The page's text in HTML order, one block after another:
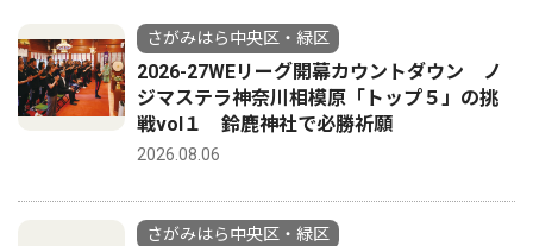
さがみはら中央区・緑区
2026-27WEリーグ開幕カウントダウン ノ
ジマステラ神奈川相模原「トップ５」の挑
戦vol１ 鈴鹿神社で必勝祈願
2026.08.06
さがみはら中央区・緑区